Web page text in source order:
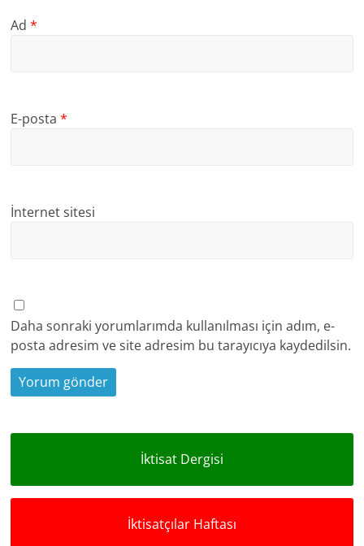
Ad*
E-posta*
İnternet sitesi
Daha sonraki yorumlarımda kullanılması için adım, e-
posta adresim ve site adresim bu tarayıcıya kaydedilsin.
İktisat Dergisi
İktisatçılar Haftası